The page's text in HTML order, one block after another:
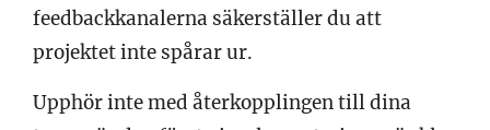
feedbackkanalerna säkerställer du att
projektet inte spårar ur.
Upphör inte med återkopplingen till dina